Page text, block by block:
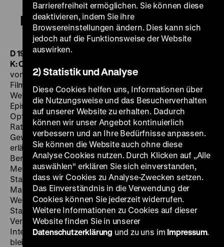
Ein schmales Stück Deutschland
D 1991, R: Lew Hohmann, Klaus Salge, Joachim Tschirner,
K: Claus Deubel, Frank Reinhold, 93’
von ihren persönlichen Erfahrungen reflektieren drei
Filmemacher, zwei aus dem Osten, einer aus dem
Westen, über die Mauer und das Leben mit ihr. Drei
Episoden fächern die Schicksale von Tätern und
Opfern, Mitläufern und Mitwissern auf, berichten von
Ratlosigkeit und Resignation, Anpassung und
Gewöhnung. Ein Major der DDR-Grenztruppen
erläutert die Größe der Mauerteile, von denen allein in
Berlin rund 29 000 standen: „Jedes Element ist 3
Meter 60 hoch, in der Breite 1 Meter 20, besteht aus
Stahlbeton und Moniereisen. Ein Element kostet 856
Mark.“ Als seine eigene Schwester über Ungarn in den
Westen fliehen will, sagt er sich von ihr los. Ein
Stasioberst, jetzt bei einer großen
Versicherungsgesellschaft tätig, möchte beim
Interview vor laufender Kamera lieber im Halbdunkel
bleiben und besteht auf einer akustischen Verzerrung
Barrierefreiheit ermöglichen. Sie können diese
deaktivieren, indem Sie ihre
Browsereinstellungen ändern. Dies kann sich
jedoch auf die Funktionsweise der Website
auswirken.
2) Statistik und Analyse
Diese Cookies helfen uns, Informationen über
die Nutzungsweise und das Besucherverhalten
auf unserer Website zu erhalten. Dadurch
können wir unser Angebot kontinuierlich
verbessern und an Ihre Bedürfnisse anpassen.
Sie können die Website auch ohne diese
Analyse Cookies nutzen. Durch Klicken auf „Alle
auswählen“ erklären Sie sich einverstanden,
dass wir Cookies zu Analyse-Zwecken setzen.
Das Einverständnis in die Verwendung der
Cookies können Sie jederzeit widerrufen.
Weitere Informationen zu Cookies auf dieser
Website finden Sie in unserer
Datenschutzerklärung und zu uns im Impressum.